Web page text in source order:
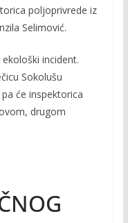
poljoprivrede iz
Selimović.
incident.
Sokolušu
će inspektorica
drugom